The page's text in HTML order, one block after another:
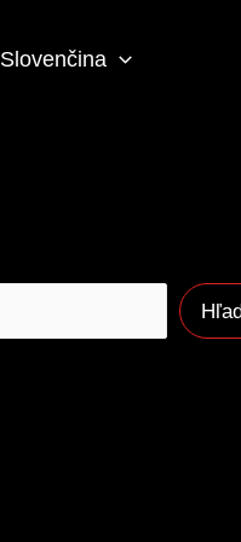
Slovenčina